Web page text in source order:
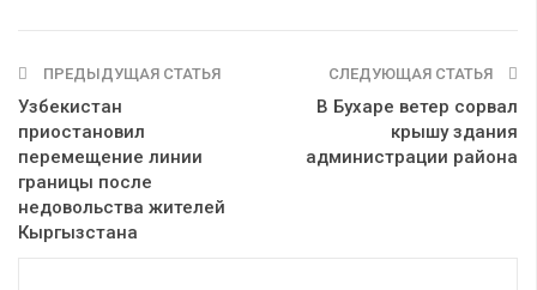
ПРЕДЫДУЩАЯ СТАТЬЯ
Узбекистан
приостановил
перемещение линии
границы после
недовольства жителей
Кыргызстана
СЛЕДУЮЩАЯ СТАТЬЯ
В Бухаре ветер сорвал
крышу здания
администрации района